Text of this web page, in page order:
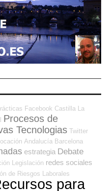
Facebook Castilla La
Procesos de
Tecnologias Twitter
Andalucía Barcelona
estrategia Debate
Legislación redes sociales
de Riesgos Laborales
para